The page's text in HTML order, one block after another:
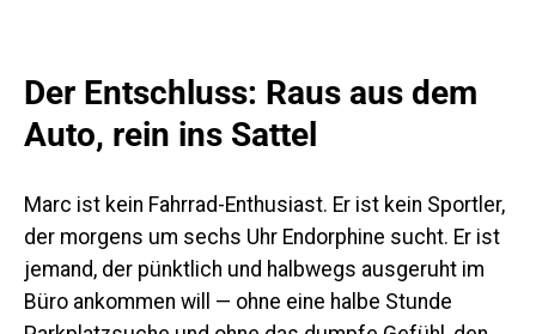
Der Entschluss: Raus aus dem
Auto, rein ins Sattel
Marc ist kein Fahrrad-Enthusiast. Er ist kein Sportler,
der morgens um sechs Uhr Endorphine sucht. Er ist
jemand, der pünktlich und halbwegs ausgeruht im
Büro ankommen will — ohne eine halbe Stunde